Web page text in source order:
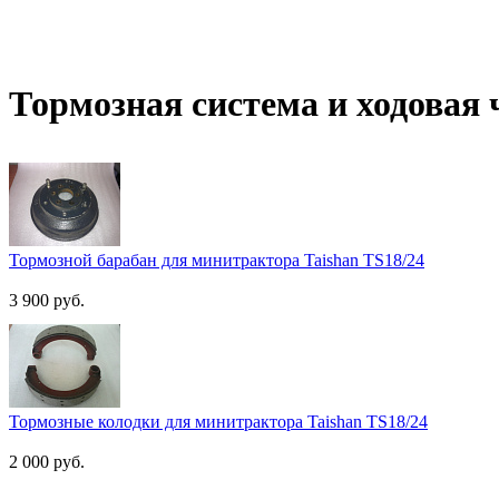
Тормозная система и ходовая
Тормозной барабан для минитрактора Taishan TS18/24
3 900 руб.
Тормозные колодки для минитрактора Taishan TS18/24
2 000 руб.